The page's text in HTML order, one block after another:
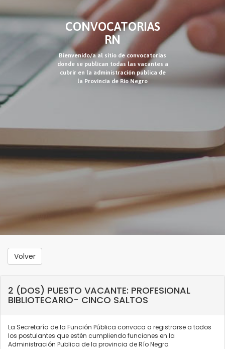
CONVOCATORIAS
RN
Bienvenido/a al sitio de convocatorias
donde se publican todas las vacantes a
cubrir en la administración pública de
la Provincia de Río Negro
Volver
2 (DOS) PUESTO VACANTE: PROFESIONAL
BIBLIOTECARIO- CINCO SALTOS
La Secretaría de la Función Pública convoca a registrarse a todos
los postulantes que estén cumpliendo funciones en la
Administración Publica de la provincia de Río Negro.